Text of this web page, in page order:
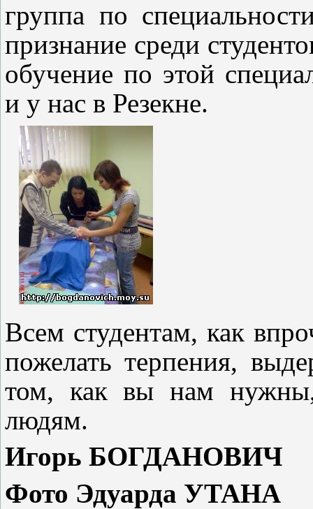
группа по
признание среди
обучение по этой
и у нас в Резекне.
Всем студентам, как
пожелать терпения,
том, как вы нам
людям.
Игорь БОГДАНОВИЧ
Фото Эдуарда УТАНА